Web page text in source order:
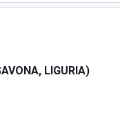
LIGURIA)